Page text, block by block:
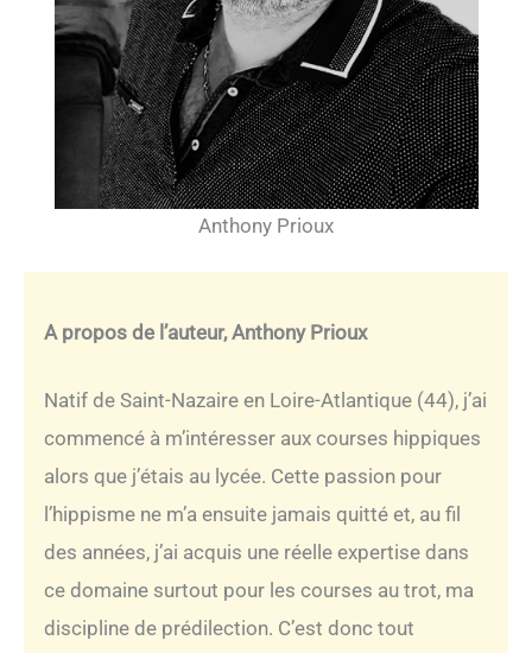
Anthony Prioux
A propos de l’auteur, Anthony Prioux
Natif de Saint-Nazaire en Loire-Atlantique (44), j’ai
commencé à m’intéresser aux courses hippiques
alors que j’étais au lycée. Cette passion pour
l’hippisme ne m’a ensuite jamais quitté et, au fil
des années, j’ai acquis une réelle expertise dans
ce domaine surtout pour les courses au trot, ma
discipline de prédilection. C’est donc tout